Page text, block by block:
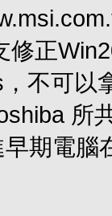
修正
不可以
所
期電腦